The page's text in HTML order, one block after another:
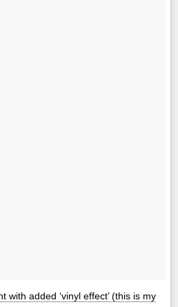
with added ‘vinyl effect’ (this is my